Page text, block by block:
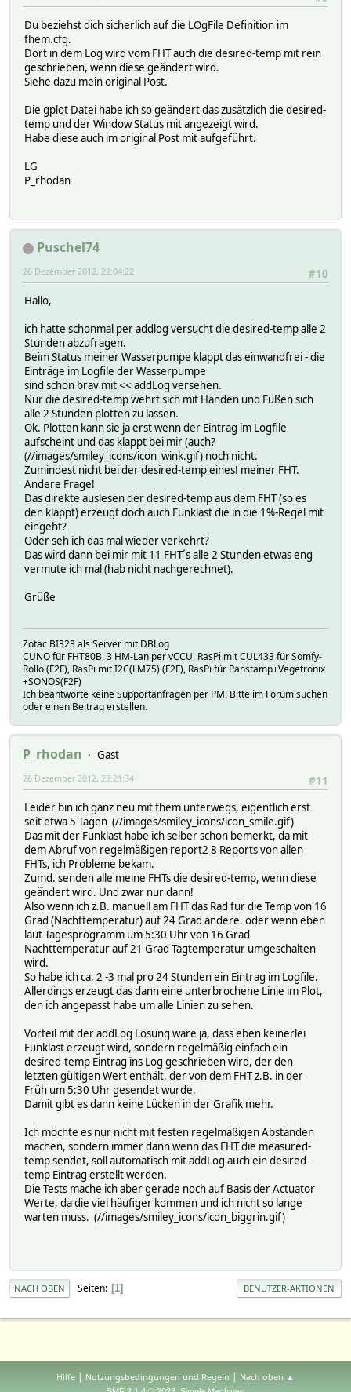
Du beziehst dich sicherlich auf die LOgFile Definition im
fhem.cfg.
Dort in dem Log wird vom FHT auch die desired-temp mit rein
geschrieben, wenn diese geändert wird.
Siehe dazu mein original Post.
Die gplot Datei habe ich so geändert das zusätzlich die desired-
temp und der Window Status mit angezeigt wird.
Habe diese auch im original Post mit aufgeführt.
LG
P_rhodan
Puschel74
#10
26 Dezember 2012, 22:04:22
Hallo,
ich hatte schonmal per addlog versucht die desired-temp alle 2
Stunden abzufragen.
Beim Status meiner Wasserpumpe klappt das einwandfrei - die
Einträge im Logfile der Wasserpumpe
sind schön brav mit << addLog versehen.
Nur die desired-temp wehrt sich mit Händen und Füßen sich
alle 2 Stunden plotten zu lassen.
Ok. Plotten kann sie ja erst wenn der Eintrag im Logfile
aufscheint und das klappt bei mir (auch?
(//images/smiley_icons/icon_wink.gif) noch nicht.
Zumindest nicht bei der desired-temp eines! meiner FHT.
Andere Frage!
Das direkte auslesen der desired-temp aus dem FHT (so es
den klappt) erzeugt doch auch Funklast die in die 1%-Regel mit
eingeht?
Oder seh ich das mal wieder verkehrt?
Das wird dann bei mir mit 11 FHT´s alle 2 Stunden etwas eng
vermute ich mal (hab nicht nachgerechnet).
Grüße
Zotac BI323 als Server mit DBLog
CUNO für FHT80B, 3 HM-Lan per vCCU, RasPi mit CUL433 für Somfy-
Rollo (F2F), RasPi mit I2C(LM75) (F2F), RasPi für Panstamp+Vegetronix
+SONOS(F2F)
Ich beantworte keine Supportanfragen per PM! Bitte im Forum suchen
oder einen Beitrag erstellen.
P_rhodan
Gast
#11
26 Dezember 2012, 22:21:34
Leider bin ich ganz neu mit fhem unterwegs, eigentlich erst
seit etwa 5 Tagen (//images/smiley_icons/icon_smile.gif)
Das mit der Funklast habe ich selber schon bemerkt, da mit
dem Abruf von regelmäßigen report2 8 Reports von allen
FHTs, ich Probleme bekam.
Zumd. senden alle meine FHTs die desired-temp, wenn diese
geändert wird. Und zwar nur dann!
Also wenn ich z.B. manuell am FHT das Rad für die Temp von 16
Grad (Nachttemperatur) auf 24 Grad ändere. oder wenn eben
laut Tagesprogramm um 5:30 Uhr von 16 Grad
Nachttemperatur auf 21 Grad Tagtemperatur umgeschalten
wird.
So habe ich ca. 2 -3 mal pro 24 Stunden ein Eintrag im Logfile.
Allerdings erzeugt das dann eine unterbrochene Linie im Plot,
den ich angepasst habe um alle Linien zu sehen.
Vorteil mit der addLog Lösung wäre ja, dass eben keinerlei
Funklast erzeugt wird, sondern regelmäßig einfach ein
desired-temp Eintrag ins Log geschrieben wird, der den
letzten gültigen Wert enthält, der von dem FHT z.B. in der
Früh um 5:30 Uhr gesendet wurde.
Damit gibt es dann keine Lücken in der Grafik mehr.
Ich möchte es nur nicht mit festen regelmäßigen Abständen
machen, sondern immer dann wenn das FHT die measured-
temp sendet, soll automatisch mit addLog auch ein desired-
temp Eintrag erstellt werden.
Die Tests mache ich aber gerade noch auf Basis der Actuator
Werte, da die viel häufiger kommen und ich nicht so lange
warten muss. (//images/smiley_icons/icon_biggrin.gif)
NACH OBEN Seiten 1 BENUTZER-AKTIONEN
Hilfe | Nutzungsbedingungen und Regeln | Nach oben ▲